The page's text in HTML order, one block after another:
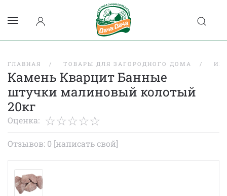
ГЛАВНАЯ ТОВАРЫ ДЛЯ ЗАГОРОДНОГО ДОМА
Камень Кварцит Банные
штучки малиновый колотый
20кг
Оценка:
Отзывов: 0 [написать свой]